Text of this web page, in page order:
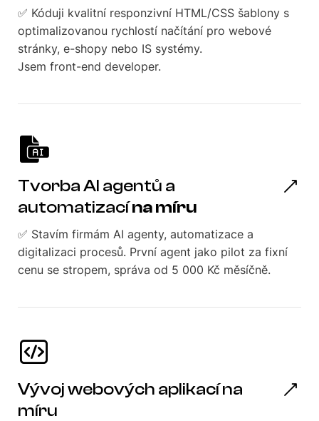
✅ Kóduji kvalitní responzivní HTML/CSS šablony s
optimalizovanou rychlostí načítání pro webové
stránky, e-shopy nebo IS systémy.
Jsem front-end developer.
Tvorba AI agentů a
automatizacína míru
✅ Stavím firmám AI agenty, automatizace a
digitalizaci procesů. První agent jako pilot za fixní
cenu se stropem, správa od 5 000 Kč měsíčně.
Vývoj webových aplikací na
míru